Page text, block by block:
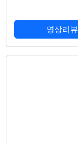
영상리뷰